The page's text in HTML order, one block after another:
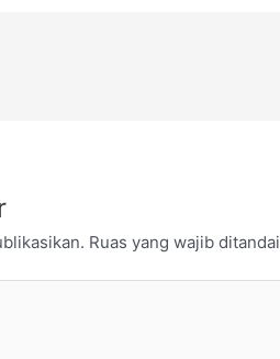
Ruas yang wajib ditandai